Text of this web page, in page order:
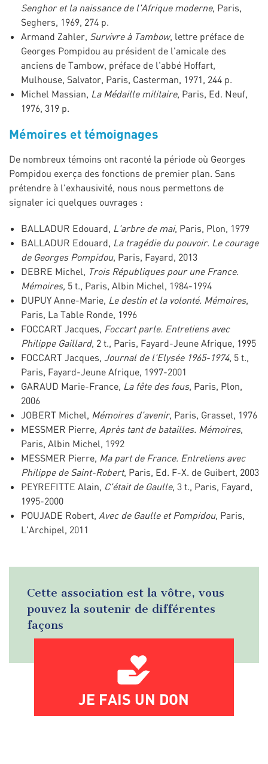
Senghor et la naissance de l'Afrique moderne, Paris,
Seghers, 1969, 274 p.
Armand Zahler, Survivre à Tambow, lettre préface de
Georges Pompidou au président de l'amicale des
anciens de Tambow, préface de l'abbé Hoffart,
Mulhouse, Salvator, Paris, Casterman, 1971, 244 p.
Michel Massian, La Médaille militaire, Paris, Ed. Neuf,
1976, 319 p.
Mémoires et témoignages
De nombreux témoins ont raconté la période où Georges
Pompidou exerça des fonctions de premier plan. Sans
prétendre à l'exhausivité, nous nous permettons de
signaler ici quelques ouvrages :
BALLADUR Edouard, L'arbre de mai, Paris, Plon, 1979
BALLADUR Edouard, La tragédie du pouvoir. Le courage
de Georges Pompidou, Paris, Fayard, 2013
DEBRE Michel, Trois Républiques pour une France.
Mémoires, 5 t., Paris, Albin Michel, 1984-1994
DUPUY Anne-Marie, Le destin et la volonté. Mémoires,
Paris, La Table Ronde, 1996
FOCCART Jacques, Foccart parle. Entretiens avec
Philippe Gaillard, 2 t., Paris, Fayard-Jeune Afrique, 1995
FOCCART Jacques, Journal de l'Elysée 1965-1974, 5 t.,
Paris, Fayard-Jeune Afrique, 1997-2001
GARAUD Marie-France, La fête des fous, Paris, Plon,
2006
JOBERT Michel, Mémoires d'avenir, Paris, Grasset, 1976
MESSMER Pierre, Après tant de batailles. Mémoires,
Paris, Albin Michel, 1992
MESSMER Pierre, Ma part de France. Entretiens avec
Philippe de Saint-Robert, Paris, Ed. F-X. de Guibert, 2003
PEYREFITTE Alain, C'était de Gaulle, 3 t., Paris, Fayard,
1995-2000
POUJADE Robert, Avec de Gaulle et Pompidou, Paris,
L'Archipel, 2011
Cette association est la vôtre, vous
pouvez la soutenir de différentes
façons
JE FAIS UN DON